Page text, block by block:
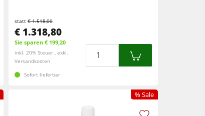
statt€ 1.518,00
€ 1.318,80
Sie sparen € 199,20
inkl. 20% Steuer , exkl.
Versandkosten
Sofort lieferbar
% Sale